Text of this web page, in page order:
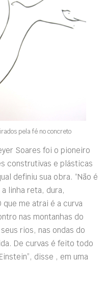
pela fé no concreto
Soares foi o pioneiro
construtivas e plásticas
definiu sua obra. “Não é
linha reta, dura,
me atrai é a curva
nas montanhas do
rios, nas ondas do
De curvas é feito todo
disse , em uma